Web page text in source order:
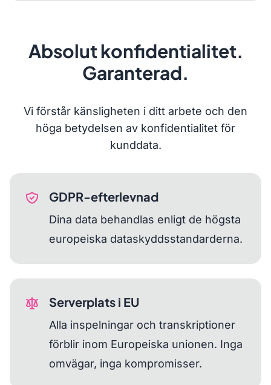
Absolut konfidentialitet.
Garanterad.
Vi förstår känsligheten i ditt arbete och den
höga betydelsen av konfidentialitet för
kunddata.
GDPR-efterlevnad
Dina data behandlas enligt de högsta
europeiska dataskyddsstandarderna.
Serverplats i EU
Alla inspelningar och transkriptioner
förblir inom Europeiska unionen. Inga
omvägar, inga kompromisser.